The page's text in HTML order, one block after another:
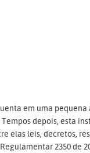
em uma pequena
depois, esta
elas leis, decretos,
2350 de